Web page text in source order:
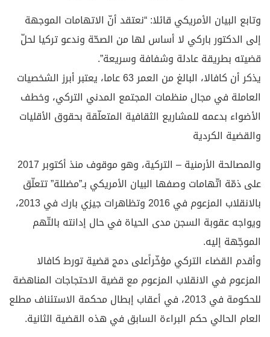
وتابع البيان الأمريكي قائلا: “نعتقد أنّ الاتهامات الموجهة
إلى الدكتور باركي لا أساس لها من الصحّة وندعو تركيا لحلّ
قضيته بطريقة عادلة وشفافة وسريعة”.
يذكر أن كافالا، البالغ من العمر 63 عاما، يعتبر أبرز الشخصيات
العاملة في مجال منظمات المجتمع المدني التركي، وخطف
الأضواء بدعمه للمشاريع الثقافية المتعلّقة بحقوق الأقليات
والقضية الكردية
والمصالحة الأرمنية – التركية، وهو موقوف منذ أكتوبر 2017
على ذمّة اتّهامات وصفها البيان الأمريكي بـ”مضللة” تتعلّق
بالانقلاب المزعوم في 2016 وتظاهرات جيزي بارك في 2013،
ويواجه عقوبة السجن مدى الحياة في حال إدانته بالتّهم
الموجّهة إليه.
وأقدم القضاء التركي مؤخّراًعلى دمج قضية تورط كافالا
المزعوم في الانقلاب المزعوم مع قضية الاحتجاجات المناهضة
للحكومة في 2013، في أعقاب إبطال محكمة الاستئناف مطلع
العام الحالي حكم البراءة السابق في هذه القضية الثانية.